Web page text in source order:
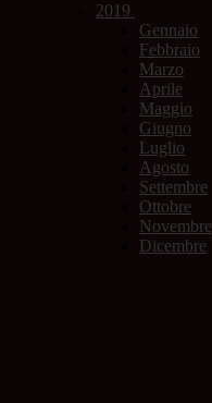
2019
Gennaio
Febbraio
Marzo
Aprile
Maggio
Giugno
Luglio
Agosto
Settembre
Ottobre
Novembre
Dicembre